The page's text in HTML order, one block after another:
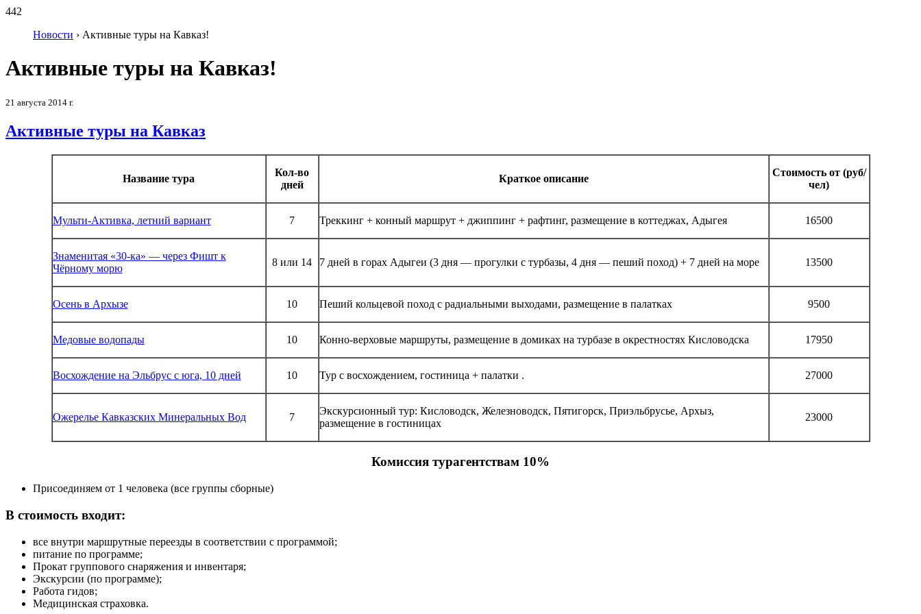
442
Новости › Активные туры на Кавказ!
Активные туры на Кавказ!
21 августа 2014 г.
Активные туры на Кавказ
Название тура
Кол-во
дней
Краткое описание
Стоимость от (руб/
чел)
Мульти-Активка, летний вариант 7 Треккинг + конный маршрут + джиппинг + рафтинг, размещение в коттеджах, Адыгея 16500
Знаменитая «30-ка» — через Фишт к
Чёрному морю
8 или 14 7 дней в горах Адыгеи (3 дня — прогулки с турбазы, 4 дня — пеший поход) + 7 дней на море 13500
Осень в Архызе 10 Пеший кольцевой поход с радиальными выходами, размещение в палатках 9500
Медовые водопады 10 Конно-верховые маршруты, размещение в домиках на турбазе в окрестностях Кисловодска 17950
Восхождение на Эльбрус с юга, 10 дней 10 Тур с восхождением, гостиница + палатки . 27000
Ожерелье Кавказских Минеральных Вод 7
Экскурсионный тур: Кисловодск, Железноводск, Пятигорск, Приэльбрусье, Архыз,
размещение в гостиницах
23000
Комиссия турагентствам 10%
Присоединяем от 1 человека (все группы сборные)
В стоимость входит:
все внутри маршрутные переезды в соответствии с программой;
питание по программе;
Прокат группового снаряжения и инвентаря;
Экскурсии (по программе);
Работа гидов;
Медицинская страховка.